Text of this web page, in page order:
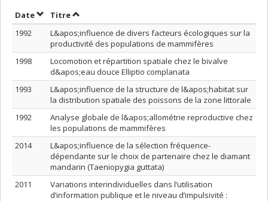
DateTrier par date en ordre croissant
TitreTrier par titre en ordre croissant
1992
L&apos;influence de divers facteurs écologiques sur la
productivité des populations de mammifères
1998
Locomotion et répartition spatiale chez le bivalve
d&apos;eau douce Elliptio complanata
1993
L&apos;influence de la structure de l&apos;habitat sur
la distribution spatiale des poissons de la zone littorale
1992
Analyse globale de l&apos;allométrie reproductive chez
les populations de mammifères
2014
L&apos;influence de la sélection fréquence-
dépendante sur le choix de partenaire chez le diamant
mandarin (Taeniopygia guttata)
2011
Variations interindividuelles dans l’utilisation
d’information publique et le niveau d’impulsivité :